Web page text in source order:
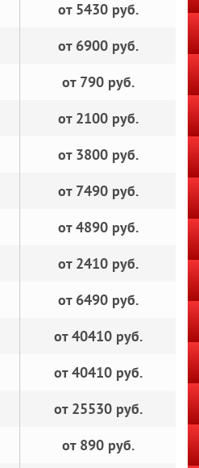
от 5430 руб.
от 6900 руб.
от 790 руб.
от 2100 руб.
от 3800 руб.
от 7490 руб.
от 4890 руб.
от 2410 руб.
от 6490 руб.
от 40410 руб.
от 40410 руб.
от 25530 руб.
от 890 руб.